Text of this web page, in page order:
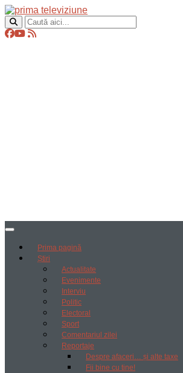
Prima pagină
Știri
Actualitate
Evenimente
Interviu
Politic
Electoral
Sport
Comentariul zilei
Reportaje
Despre afaceri… și alte taxe
Fii bine cu tine!